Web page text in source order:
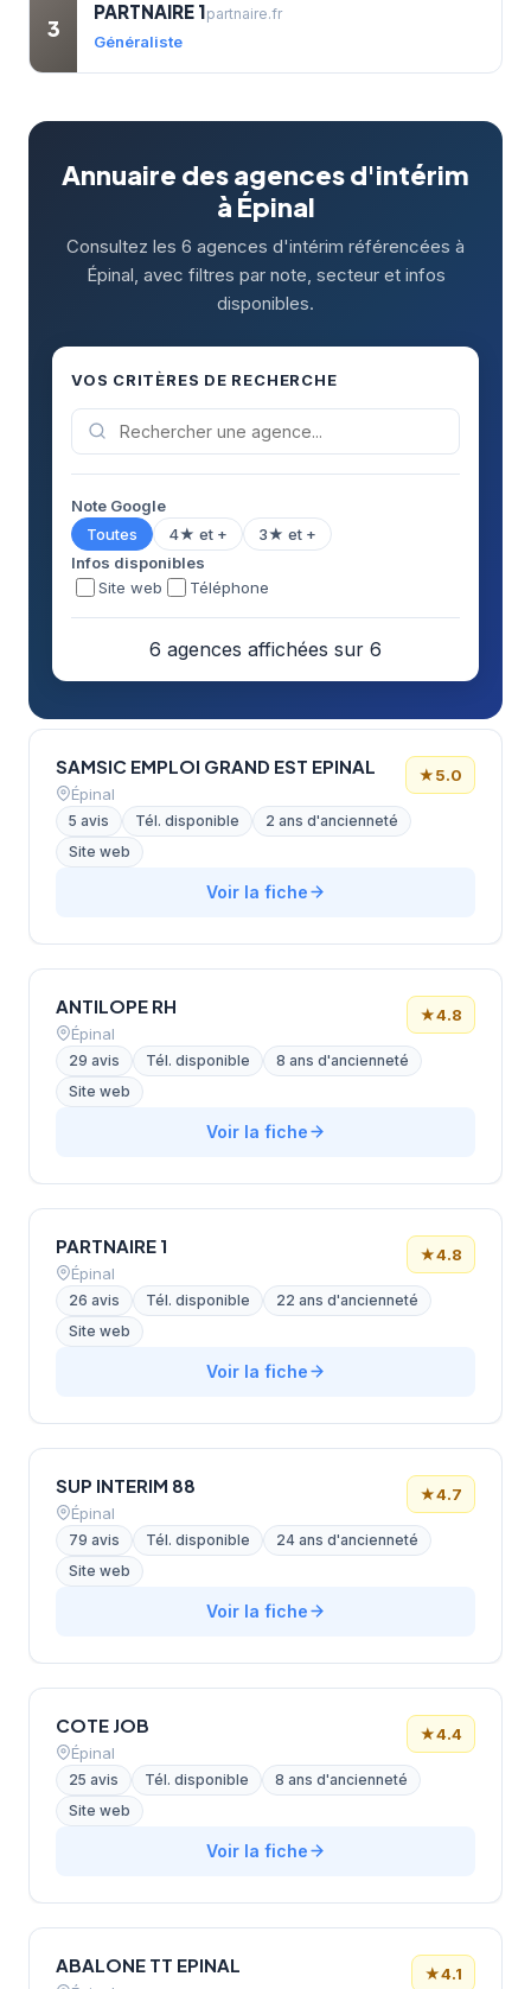
3
PARTNAIRE 1partnaire.fr
Généraliste
Annuaire des agences d'intérim
à Épinal
Consultez les 6 agences d'intérim référencées à
Épinal, avec filtres par note, secteur et infos
disponibles.
VOS CRITÈRES DE RECHERCHE
Note Google
Toutes
4★ et +
3★ et +
Infos disponibles
Site web
Téléphone
6 agences affichées sur 6
SAMSIC EMPLOI GRAND EST EPINAL
Épinal
★5.0
5 avis Tél. disponible
2 ans d'ancienneté
Site web
Voir la fiche
ANTILOPE RH
Épinal
★4.8
29 avis Tél. disponible
8 ans d'ancienneté
Site web
Voir la fiche
PARTNAIRE 1
Épinal
★4.8
26 avis Tél. disponible
22 ans d'ancienneté
Site web
Voir la fiche
SUP INTERIM 88
Épinal
★4.7
79 avis Tél. disponible
24 ans d'ancienneté
Site web
Voir la fiche
COTE JOB
Épinal
★4.4
25 avis Tél. disponible
8 ans d'ancienneté
Site web
Voir la fiche
ABALONE TT EPINAL ★4.1